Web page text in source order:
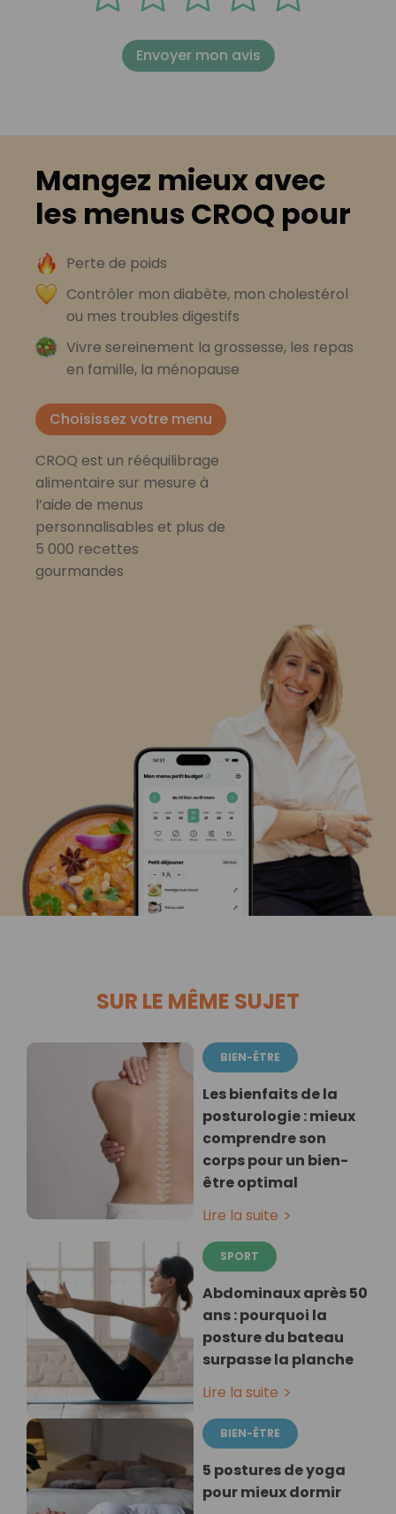
Envoyer mon avis
Mangez mieux avec
les menus CROQ pour
Perte de poids
Contrôler mon diabète, mon cholestérol
ou mes troubles digestifs
Vivre sereinement la grossesse, les repas
en famille, la ménopause
Choisissez votre menu
CROQ est un rééquilibrage
alimentaire sur mesure à
l’aide de menus
personnalisables et plus de
5 000 recettes
gourmandes
SUR LE MÊME SUJET
BIEN-ÊTRE
Les bienfaits de la
posturologie : mieux
comprendre son
corps pour un bien-
être optimal
Lire la suite
SPORT
Abdominaux après 50
ans : pourquoi la
posture du bateau
surpasse la planche
Lire la suite
BIEN-ÊTRE
5 postures de yoga
pour mieux dormir